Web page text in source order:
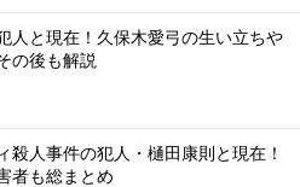
人と現在！久保木愛弓の生い立ちや
の後も解説
殺人事件の犯人・樋田康則と現在！
者も総まとめ